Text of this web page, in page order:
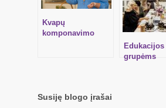
Kvapų
komponavimo
Edukacijos
grupėms
Susiję blogo įrašai